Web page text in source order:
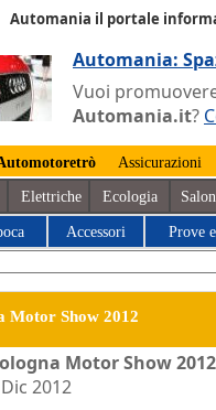
Automania il portale
Automania:
Vuoi
Automania.it?
Assicurazioni
Elettriche Ecologia
Accessori Prove
Motor Show 2012
Motor Show 2012
2012